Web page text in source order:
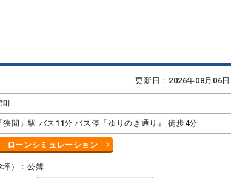
更新日：2026年08月06
町
狭間』駅 バス11分 バス停『ゆりのき通り』 徒歩4分
ローンシミュレーション
）：公簿